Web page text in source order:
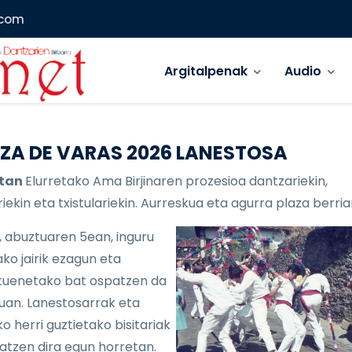
Argitalpenak Audio
DE VARAS 2026 LANESTOSA
Elurretako Ama Birjinaren prozesioa dantzariekin,
eta txistulariekin. Aurreskua eta agurra plaza
abuztuaren 5ean, inguru
jairik ezagun eta
bat ospatzen da
Lanestosarrak eta
herri guztietako bisitariak
dira egun horretan.